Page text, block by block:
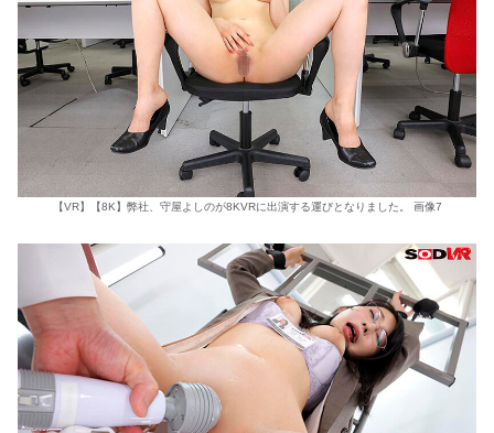
【VR】【8K】弊社、守屋よしのが8KVRに出演する運びとなりました。 画像7